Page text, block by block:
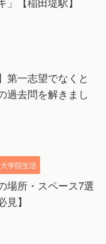
第一志望でなくと
過去問を解きまし
学院生活
場所・スペース7選
見】